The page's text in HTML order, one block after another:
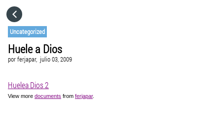
Uncategorized
Huele a Dios
porferjapar, julio 03, 2009
Huelea Dios 2
View more documents from ferjapar.